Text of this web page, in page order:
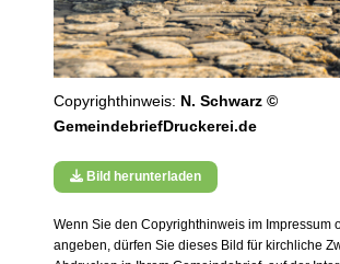
Copyrighthinweis: N. Schwarz ©
GemeindebriefDruckerei.de
Bild herunterladen
Wenn Sie den Copyrighthinweis im Impressum
angeben, dürfen Sie dieses Bild für kirchliche